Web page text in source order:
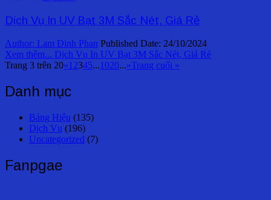
Dịch Vụ In UV Bạt 3M Sắc Nét, Giá Rẻ
Author: Lam Đinh Phan Published Date: 24/10/2024
Xem thêm... Dịch Vụ In UV Bạt 3M Sắc Nét, Giá Rẻ
Trang 3 trên 20«1 2345...1020...»Trang cuối »
Danh mục
Bảng Hiệu (135)
Dịch Vụ (196)
Uncategorized (7)
Fanpgae